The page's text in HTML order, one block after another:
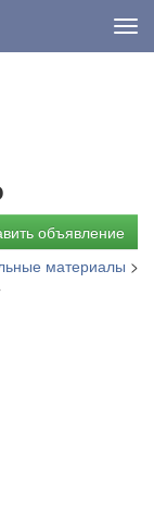
объявление
материалы >